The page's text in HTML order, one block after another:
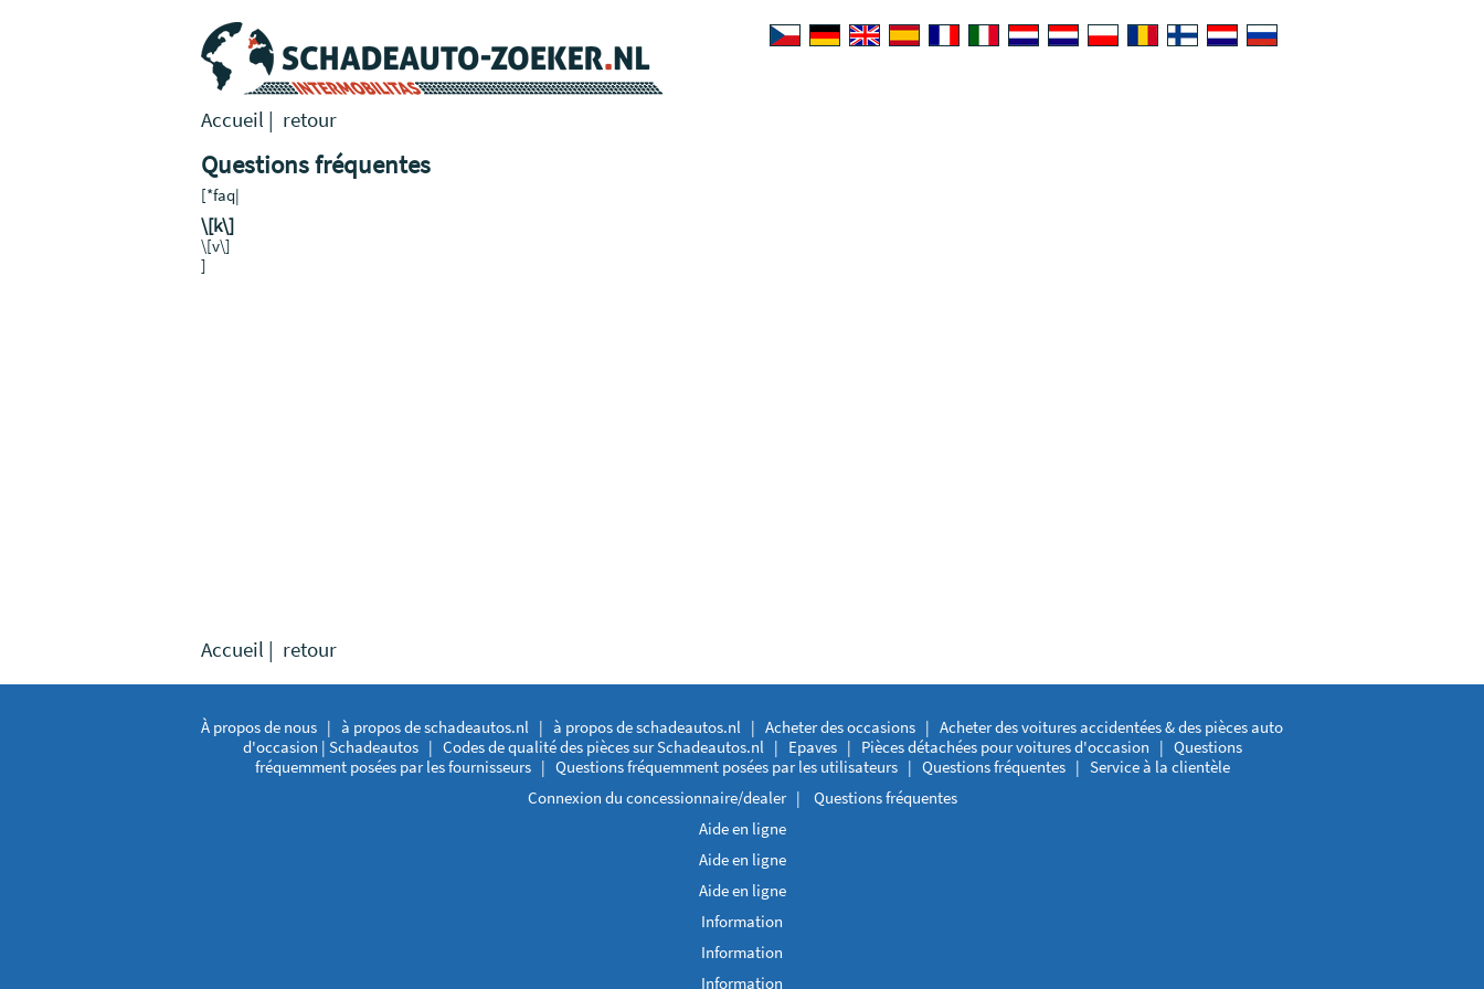
Accueil | retour
Questions fréquentes
[*faq|
\[k\]
\[v\]
]
Accueil | retour
À propos de nous | à propos de schadeautos.nl | à propos de schadeautos.nl | Acheter des occasions | Acheter des voitures accidentées & des pièces auto
d'occasion | Schadeautos| Codes de qualité des pièces sur Schadeautos.nl| Epaves| Pièces détachées pour voitures d'occasion | Questions
fréquemment posées par les fournisseurs| Questions fréquemment posées par les utilisateurs| Questions fréquentes| Service à la clientèle
Connexion du concessionnaire/dealer| Questions fréquentes
Aide en ligne
Aide en ligne
Aide en ligne
Information
Information
Information